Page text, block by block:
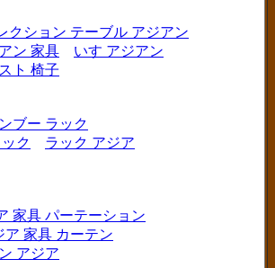
クション テーブル アジアン
ン 家具
いす アジアン
ト 椅子
ブー ラック
ク
ラック アジア
家具 パーテーション
ア 家具 カーテン
アジア